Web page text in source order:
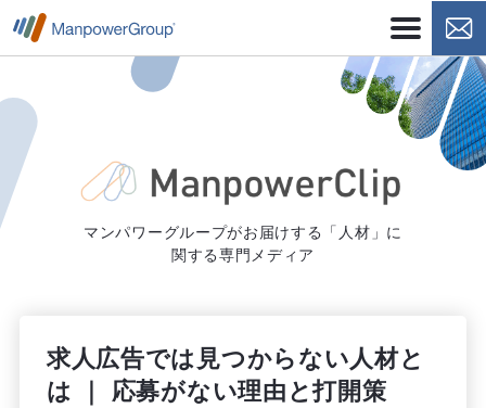
マンパワーグループがお届けする「人材」に
関する専門メディア
求人広告では見つからない人材と
は ｜ 応募がない理由と打開策